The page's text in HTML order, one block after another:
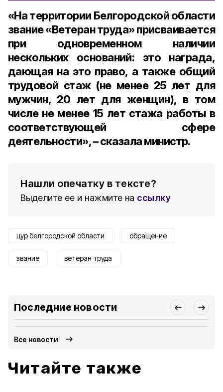
«На территории Белгородской области
звание «Ветеран труда» присваивается
при одновременном наличии
нескольких оснований: это награда,
дающая на это право, а также общий
трудовой стаж (не менее 25 лет для
мужчин, 20 лет для женщин), в том
числе не менее 15 лет стажа работы в
соответствующей сфере
деятельности», – сказала министр.
Нашли опечатку в тексте?
Выделите ее и нажмите на ссылку
цур белгородской области обращение
звание ветеран труда
Последние новости
Все новости
Читайте также